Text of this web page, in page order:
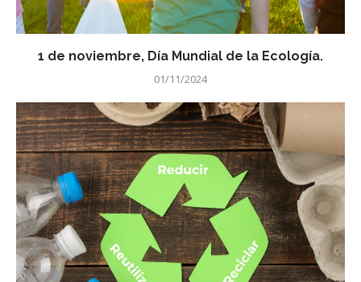
1 de noviembre, Día Mundial de la Ecología.
01/11/2024